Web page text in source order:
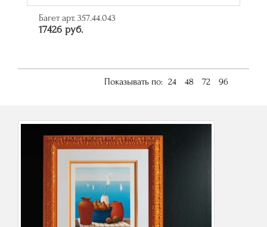
Багет арт. 357.44.043
17426 руб.
Показывать по: 24 48 72 96